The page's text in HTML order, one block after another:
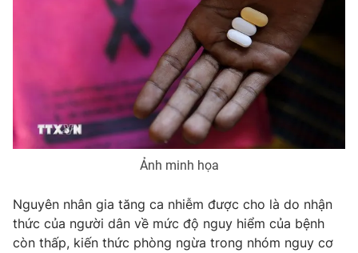
Lịch phát sóng
Chuyên mục khác
Emagazine Podcast
Infographic
Video Shorts video
Ảnh minh họa
Nguyên nhân gia tăng ca nhiễm được cho là do nhận
thức của người dân về mức độ nguy hiểm của bệnh
còn thấp, kiến thức phòng ngừa trong nhóm nguy cơ